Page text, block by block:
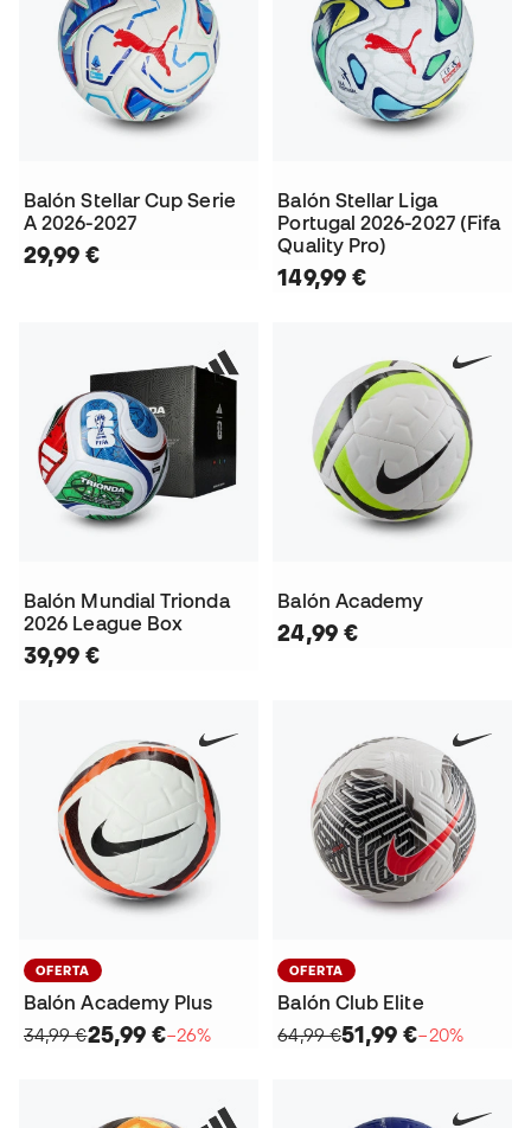
Balón Stellar Cup Serie
A 2026-2027
29,99 €
Balón Stellar Liga
Portugal 2026-2027 (Fifa
Quality Pro)
149,99 €
Balón Mundial Trionda
2026 League Box
39,99 €
Balón Academy
24,99 €
OFERTA
Balón Academy Plus
34,99 €25,99 €−26%
OFERTA
Balón Club Elite
64,99 €51,99 €−20%